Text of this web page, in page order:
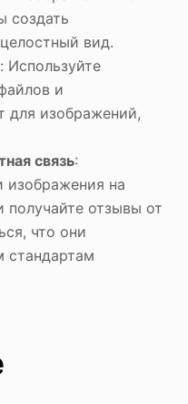
создать
вид.
: Используйте
и
для изображений,
связь:
изображения на
получайте отзывы от
что они
стандартам